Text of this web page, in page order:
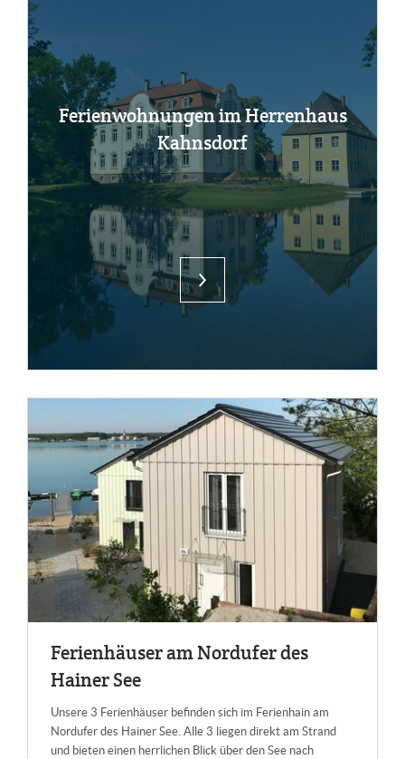
Fe­ri­en­woh­nun­gen im Her­ren­haus
Kahns­dorf
Fe­ri­en­häu­ser am Nord­ufer des
Hai­ner See
Unsere 3 Ferienhäuser befinden sich im Ferienhain am
Nordufer des Hainer See. Alle 3 liegen direkt am Strand
und bieten einen herrlichen Blick über den See nach